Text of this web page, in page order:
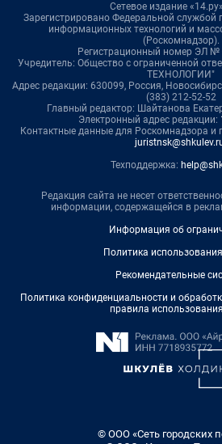
Сетевое издание
Зарегистрировано Федеральной службой
информационных технологий и
(Роскомнадзор).
Регистрационный номер ЭЛ №
Учредитель: Общество с ограниченной
ТЕХНОЛОГИИ"
Адрес редакции: 630099, Россия,
(383) 212-52-52
Главный редактор: Шайтанова
Электронный адрес редакции:
Контактные данные для Роскомнадзора и
Техподдержка:
Редакция сайта не несет
информации, содержащейся в
Информация об
Политика
Рекомендательные
Политика конфиденциальности и
правила
© ООО «Сеть городских